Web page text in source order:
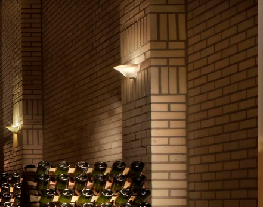
Sinta o verdadeiro acolhimento da culinária típica italiana,